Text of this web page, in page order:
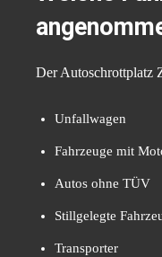
Der Autoschrottplatz
Unfallwagen
Fahrzeuge mit
Autos ohne TÜV
Stillgelegte
Transporter